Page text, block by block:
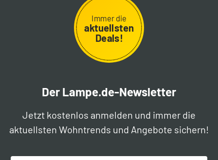
Immer die
aktuellsten
Deals!
Der Lampe.de-Newsletter
Jetzt kostenlos anmelden und immer die
aktuellsten Wohntrends und Angebote sichern!